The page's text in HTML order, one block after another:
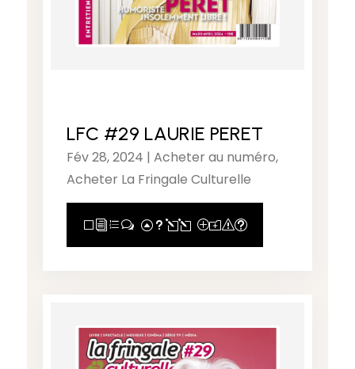
LFC #29 LAURIE PERET
Fév 28, 2024 | Acheter au numéro,
Acheter La Fringale Culturelle
View Full Post